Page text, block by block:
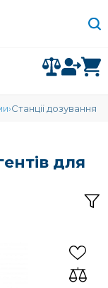
Станціі дозування
для